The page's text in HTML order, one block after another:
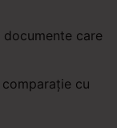
care
cu